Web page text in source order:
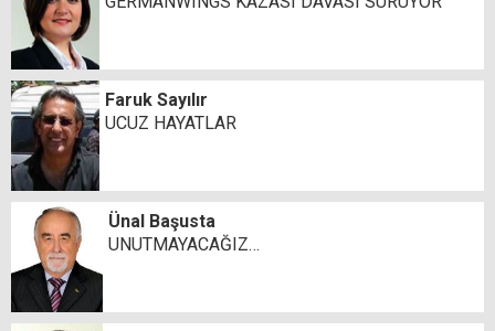
Faruk Sayılır
UCUZ HAYATLAR
Ünal Başusta
UNUTMAYACAĞIZ…